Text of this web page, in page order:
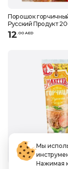
Порошок горчичный
Русский Продукт
12.00 AED
Мы
Нажимая